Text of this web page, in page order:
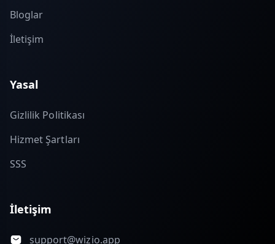
Bloglar
İletişim
Yasal
Gizlilik Politikası
Hizmet Şartları
SSS
İletişim
support@wizio.app